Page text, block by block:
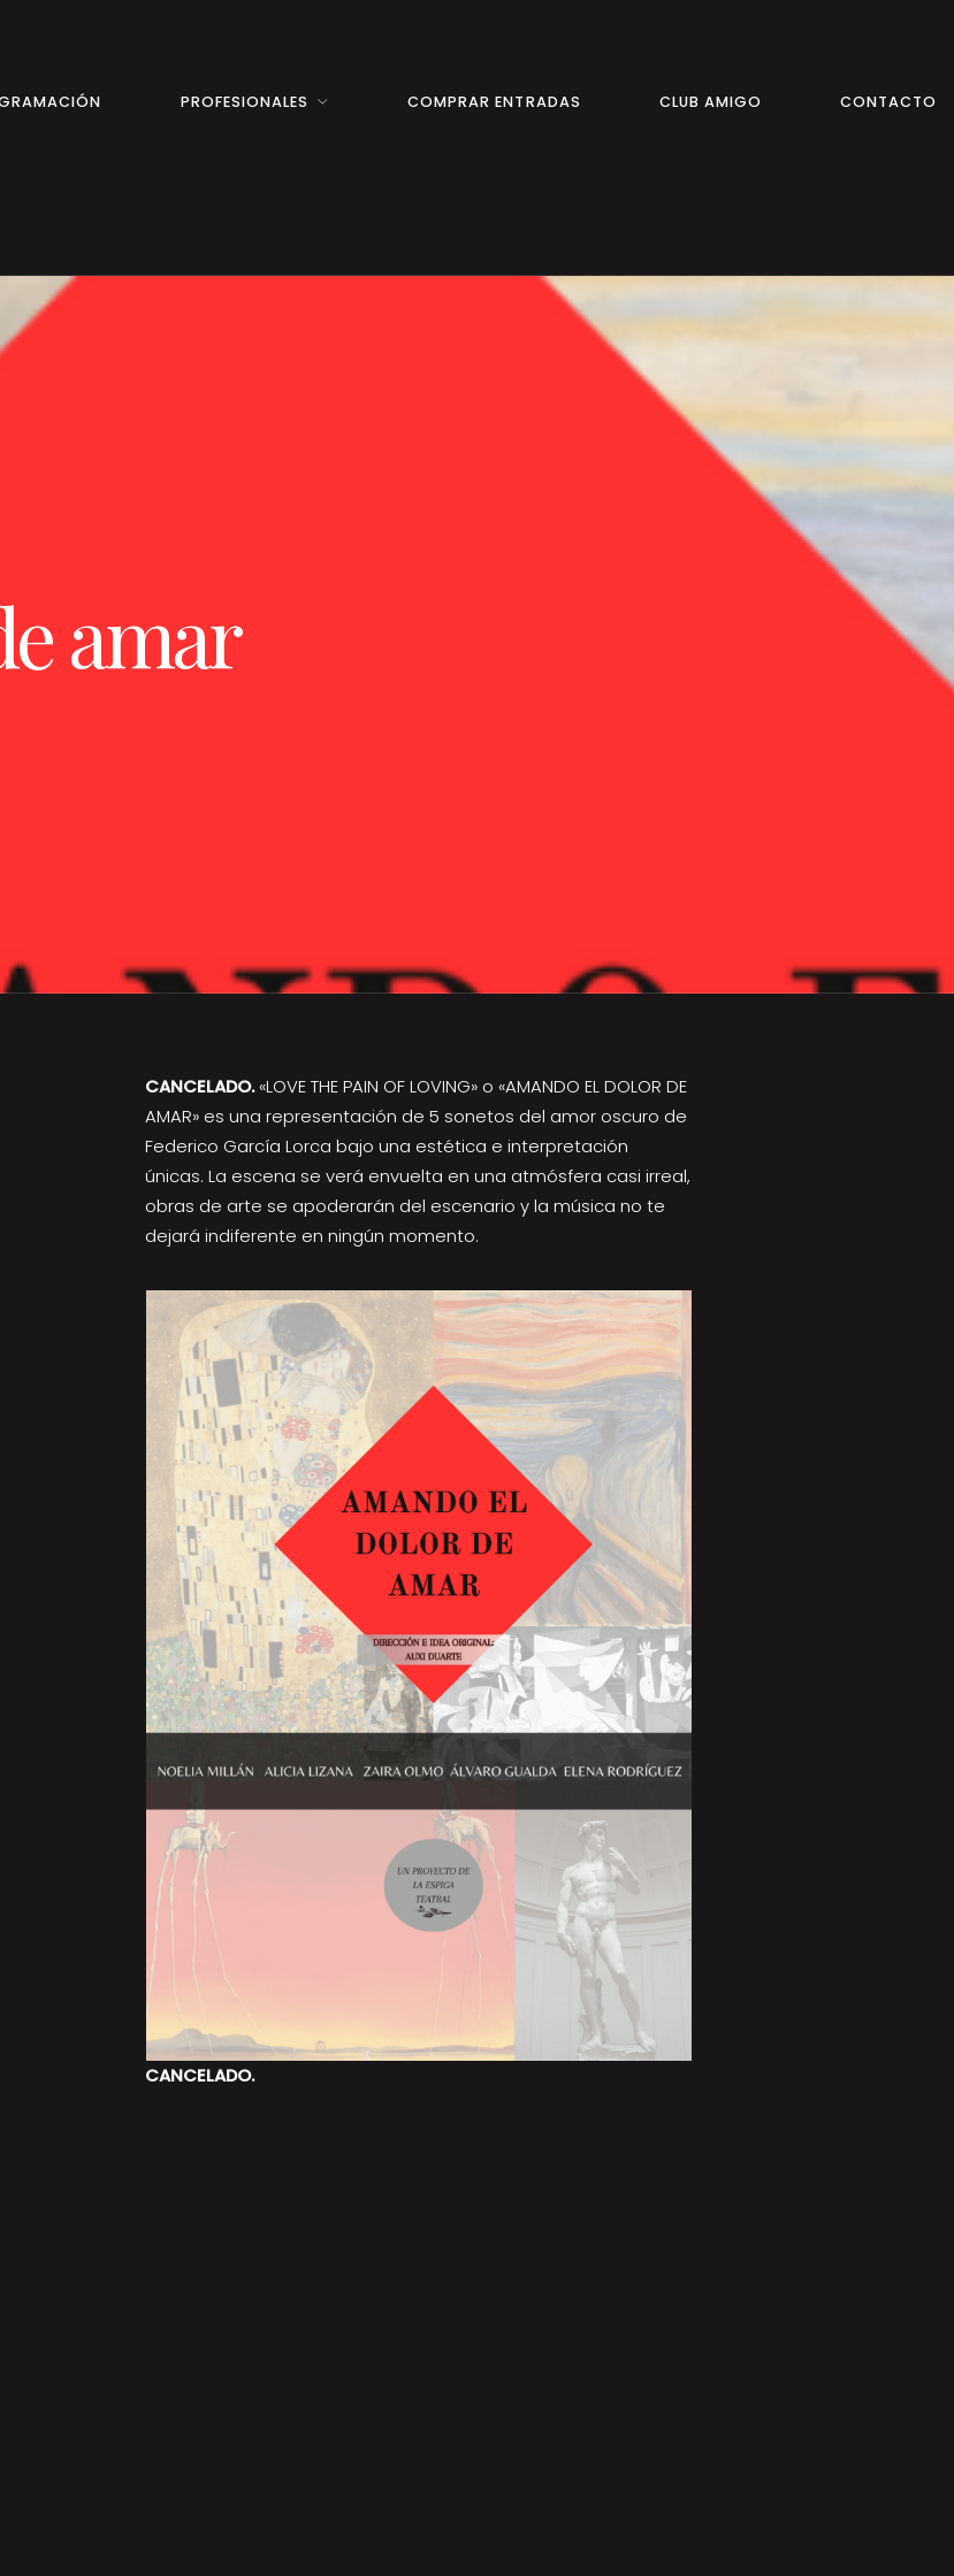
PROFESIONALES COMPRAR ENTRADAS CLUB AMIGO CONTACTO
amar
CANCELADO.«LOVE THE PAIN OF LOVING» o «AMANDO EL DOLOR DE
AMAR» es una representación de 5 sonetos del amor oscuro de
Federico García Lorca bajo una estética e interpretación
únicas. La escena se verá envuelta en una atmósfera casi irreal,
obras de arte se apoderarán del escenario y la música no te
dejará indiferente en ningún momento.
CANCELADO.